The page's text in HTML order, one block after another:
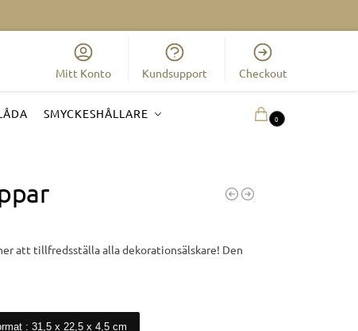
Mitt Konto Kundsupport Checkout
SMYCKESHÅLLARE 0
att tillfredsställa alla dekorationsälskare! Den
: 31,5 x 22,5 x 4,5 cm